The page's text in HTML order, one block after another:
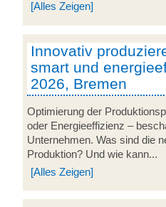
[Alles Zeigen]
Innovativ
smart und
2026, Bremen
Optimierung der
oder Energieeffizienz –
Unternehmen. Was sind die
Produktion? Und wie kann...
[Alles Zeigen]